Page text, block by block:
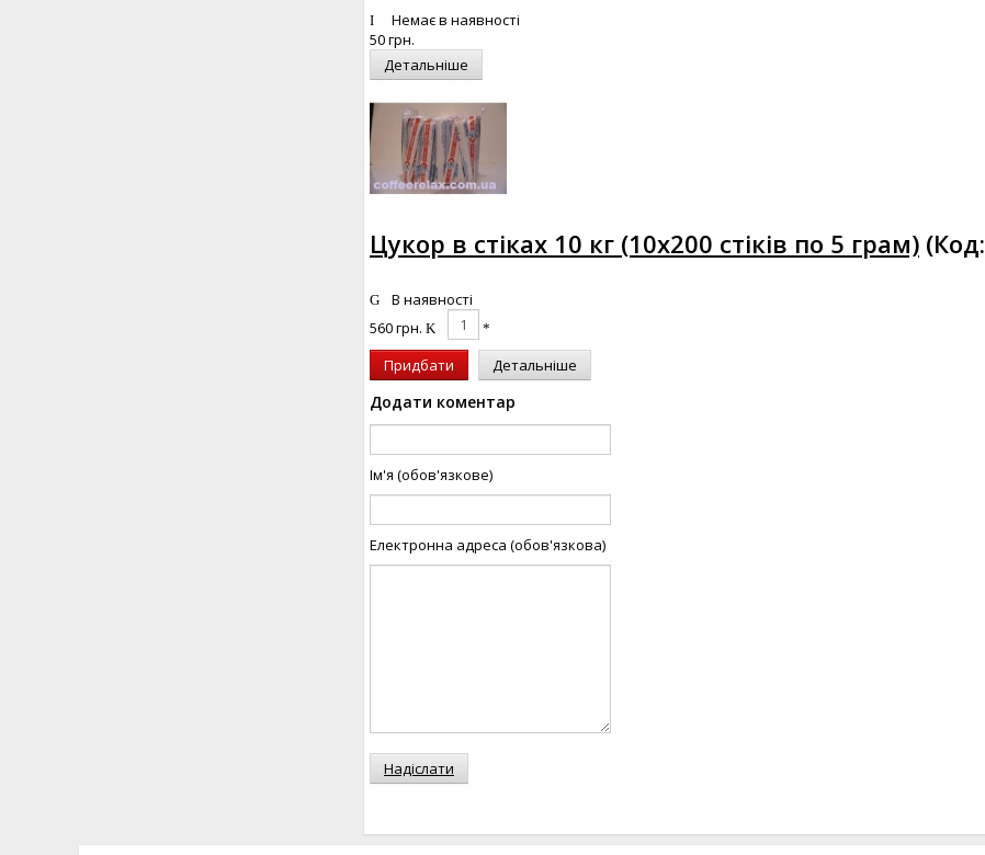
Немає в наявності
50 грн.
Детальніше
Цукор в стіках 10 кг (10х200 стіків по 5 грам) (Код:
В наявності
560 грн.
Придбати
Детальніше
Додати коментар
Ім'я (обов'язкове)
Електронна адреса (обов'язкова)
Надіслати